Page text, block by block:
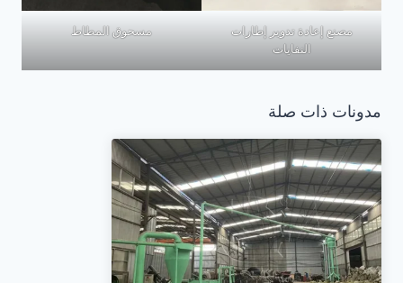
مصنع إعادة تدوير إطارات
النفايات
مسحوق المطاط
مدونات ذات صلة